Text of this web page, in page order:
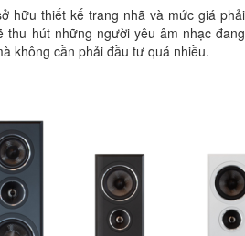
hữu thiết kế trang nhã và mức giá phải
thu hút những người yêu âm nhạc đang
không cần phải đầu tư quá nhiều.